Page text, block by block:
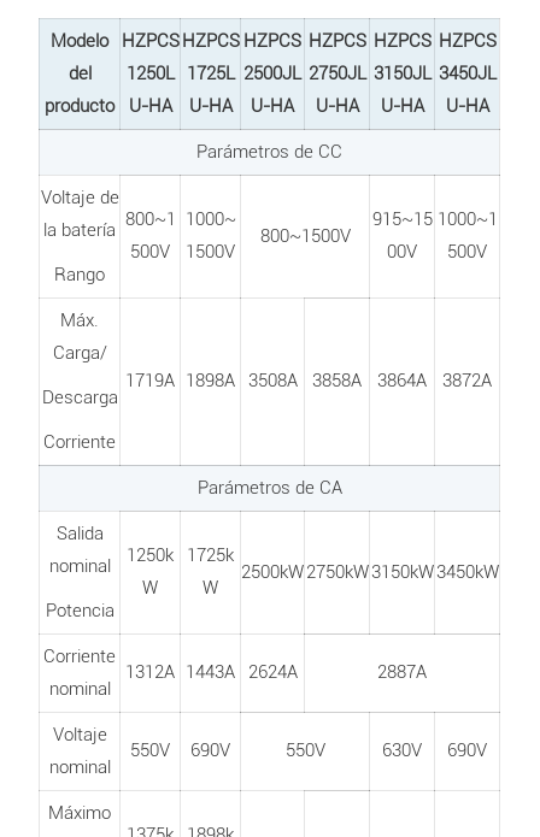
Modelo
del
producto
HZPCS
1250L
U-HA
HZPCS
1725L
U-HA
HZPCS
2500JL
U-HA
HZPCS
2750JL
U-HA
HZPCS
3150JL
U-HA
HZPCS
3450JL
U-HA
Parámetros de CC
Voltaje de
la batería
Rango
800~1
500V
1000~
1500V
800~1500V
915~15
00V
1000~1
500V
Máx.
Carga/
Descarga
Corriente
1719A 1898A 3508A 3858A 3864A 3872A
Parámetros de CA
Salida
nominal
Potencia
1250k
W
1725k
W
2500kW2750kW3150kW3450kW
Corriente
nominal
1312A 1443A 2624A 2887A
Voltaje
nominal
550V 690V 550V 630V 690V
Máximo